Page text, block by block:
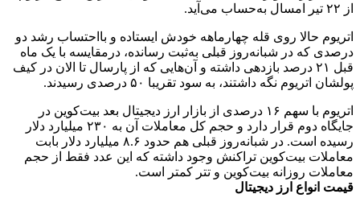
از ۲۲ تیر امسال به‌حساب می‌آید.
اتریوم حالا روی قله چهارماهه خودش ایستاده و بااحتساب رشد دو
درصدی که در شبانه‌روز قبلی به‌ثبت رسانده، درمقایسه با یک ماه
قبل ۲۱ درصد بازدهی داشته و آن‌هایی که از پارسال تا الان در کیف
پولشان اتریوم نگه داشتند، به سود تقریبا ۵۰ درصدی رسیدند.
اتریوم با سهم ۱۶ درصدی از بازار ارز دیجیتال بعد بیت‌کوین در
جایگاه دوم قرار دارد و حجم کل معاملات آن به ۲۳۰ میلیارد دلار
رسیده است. در شبانه‌روز قبلی هم حدود ۸.۶ میلیارد دلار بابت
معاملات بیت‌کوین تراکنش وجود داشته که این عدد فقط از حجم
معاملات روزانه بیت‌کوین و تتر کمتر است.
قیمت انواع ارز دیجیتال